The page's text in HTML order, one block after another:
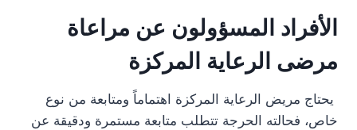
الأفراد المسؤولون عن مراعاة
مرضى الرعاية المركزة
يحتاج مريض الرعاية المركزة اهتماماً ومتابعة من نوع
خاص، فحالته الحرجة تتطلب متابعة مستمرة ودقيقة عن